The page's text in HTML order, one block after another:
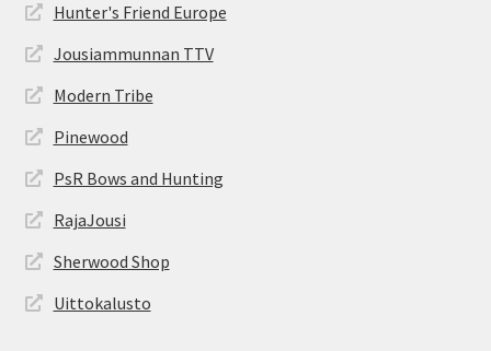
Hunter's Friend Europe
Jousiammunnan TTV
Modern Tribe
Pinewood
PsR Bows and Hunting
RajaJousi
Sherwood Shop
Uittokalusto